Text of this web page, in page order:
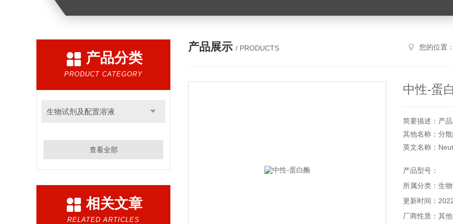
产品分类
PRODUCT CATEGORY
生物试剂及配置溶液
查看全部
相关文章
RELATED ARTICLES
产品展示 / PRODUCTS 您的位置：
中性-蛋
简要描述：产
其他名称：分
英文名称：
产品货号：
产品规格：250
储存条件：2～
本产品仅供科
产品型号：
所属分类：生
更新时间：
厂商性质：其他